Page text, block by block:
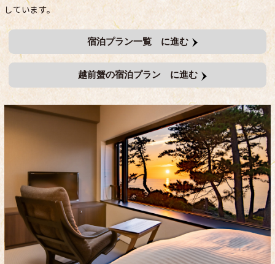
しています。
宿泊プラン一覧 に進む
越前蟹の宿泊プラン に進む